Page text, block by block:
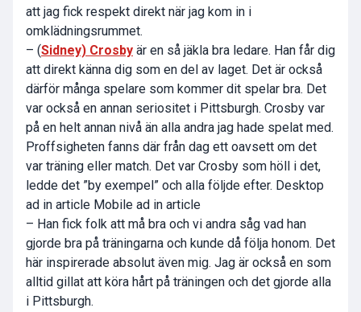
att jag fick respekt direkt när jag kom in i
omklädningsrummet.
– (Sidney) Crosby är en så jäkla bra ledare. Han får dig
att direkt känna dig som en del av laget. Det är också
därför många spelare som kommer dit spelar bra. Det
var också en annan seriositet i Pittsburgh. Crosby var
på en helt annan nivå än alla andra jag hade spelat med.
Proffsigheten fanns där från dag ett oavsett om det
var träning eller match. Det var Crosby som höll i det,
ledde det ”by exempel” och alla följde efter. Desktop
ad in article Mobile ad in article
– Han fick folk att må bra och vi andra såg vad han
gjorde bra på träningarna och kunde då följa honom. Det
här inspirerade absolut även mig. Jag är också en som
alltid gillat att köra hårt på träningen och det gjorde alla
i Pittsburgh.